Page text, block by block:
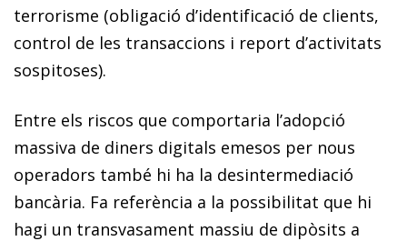
terrorisme (obligació d’identificació de clients,
control de les transaccions i report d’activitats
sospitoses).
Entre els riscos que comportaria l’adopció
massiva de diners digitals emesos per nous
operadors també hi ha la desintermediació
bancària. Fa referència a la possibilitat que hi
hagi un transvasament massiu de dipòsits a